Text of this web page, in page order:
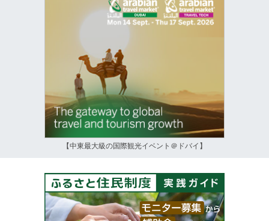
【中東最大級の国際観光イベント＠ドバイ】